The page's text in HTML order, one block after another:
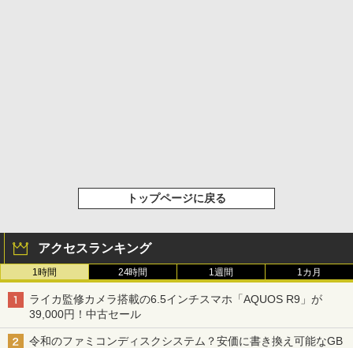
トップページに戻る
アクセスランキング
1時間 24時間 1週間 1カ月
ライカ監修カメラ搭載の6.5インチスマホ「AQUOS R9」が
39,000円！中古セール
令和のファミコンディスクシステム？安価に書き換え可能なGB